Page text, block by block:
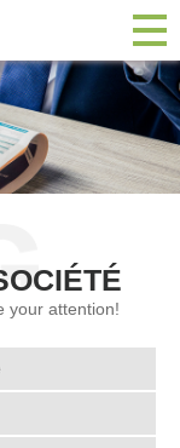
your attention!